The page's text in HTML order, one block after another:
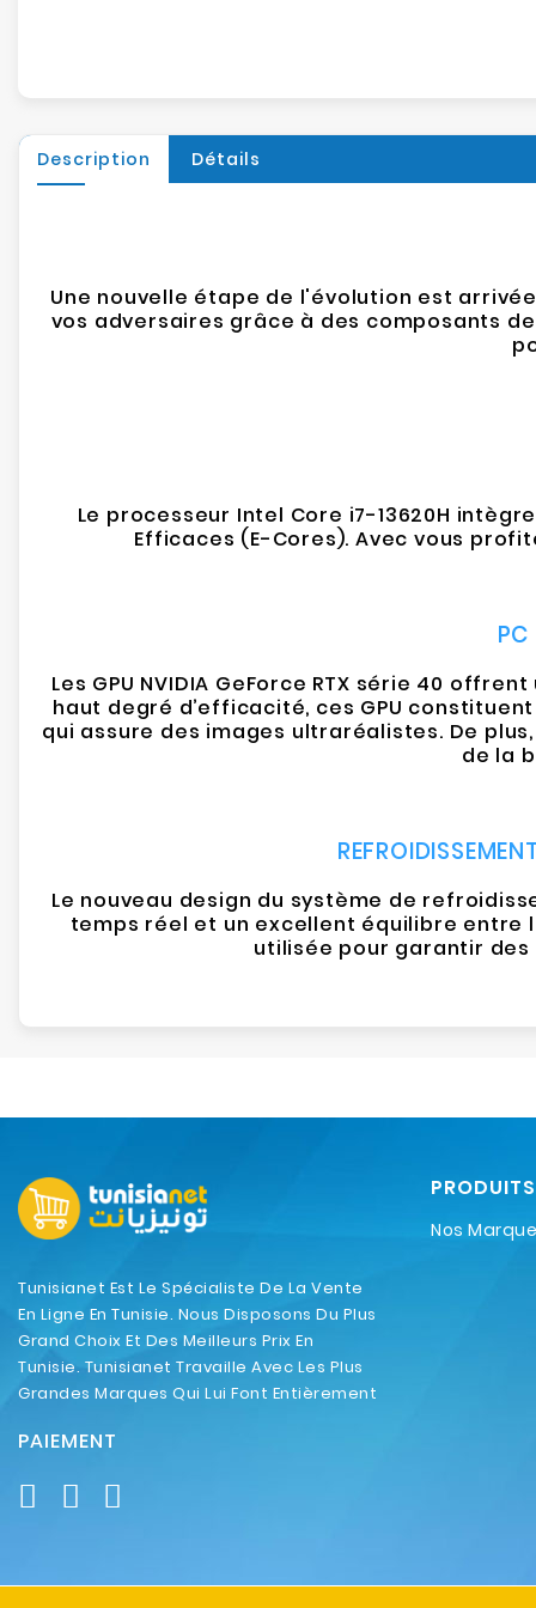
Description Détails
Une nouvelle étape de l'évolution est
vos adversaires grâce à des composants
Le processeur Intel Core i7-13620H
Efficaces (E-Cores). Avec vous
PC
Les GPU NVIDIA GeForce RTX série 40
haut degré d’efficacité, ces GPU
qui assure des images ultraréalistes. De
de la
Le nouveau design du système de
temps réel et un excellent équilibre entre
utilisée pour garantir
Tunisianet Est Le Spécialiste De La Vente
En Ligne En Tunisie. Nous Disposons Du Plus
Grand Choix Et Des Meilleurs Prix En
Tunisie. Tunisianet Travaille Avec Les Plus
Grandes Marques Qui Lui Font Entièrement
PAIEMENT
PRODUITS
Nos